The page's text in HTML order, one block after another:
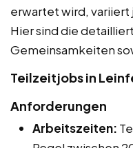
erwartet wird, variiert
Hier sind die
Gemeinsamkeiten
Teilzeitjobs in
Anforderungen
Arbeitszeiten: